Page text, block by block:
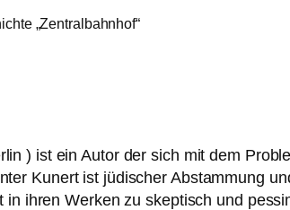
„Zentralbahnhof“
) ist ein Autor der sich mit dem
Kunert ist jüdischer Abstammung
in ihren Werken zu skeptisch und